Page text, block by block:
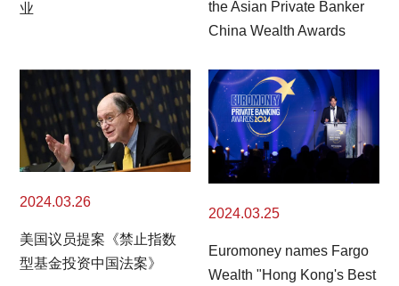
业
the Asian Private Banker
China Wealth Awards
2024.03.26
美国议员提案《禁止指数
型基金投资中国法案》
2024.03.25
Euromoney names Fargo
Wealth "Hong Kong's Best